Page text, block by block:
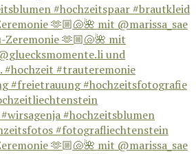
🫶🏼🐚🌺 mit @marissa_sae
🫶🏼🐚🌺 mit @marissa_sae